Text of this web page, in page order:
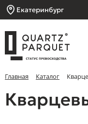
Екатеринбург
Главная Каталог